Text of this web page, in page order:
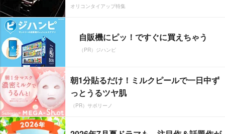
オリコンタイアップ特集
自販機にピッ！ですぐに買えちゃう
（PR）ジハンピ
朝1分貼るだけ！ミルクピールで一日中ず
っとうるツヤ肌
（PR）サボリーノ